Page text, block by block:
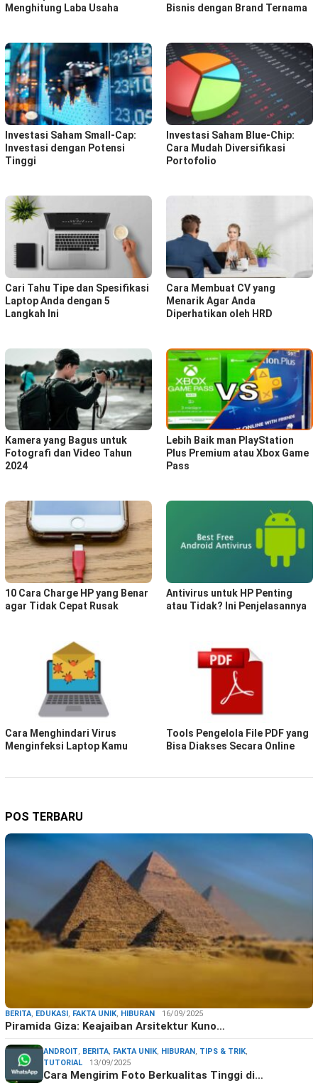
Menghitung Laba Usaha
Bisnis dengan Brand Ternama
Investasi Saham Small-Cap:
Investasi dengan Potensi
Tinggi
Investasi Saham Blue-Chip:
Cara Mudah Diversifikasi
Portofolio
Cari Tahu Tipe dan Spesifikasi
Laptop Anda dengan 5
Langkah Ini
Cara Membuat CV yang
Menarik Agar Anda
Diperhatikan oleh HRD
Kamera yang Bagus untuk
Fotografi dan Video Tahun
2024
Lebih Baik man PlayStation
Plus Premium atau Xbox Game
Pass
10 Cara Charge HP yang Benar
agar Tidak Cepat Rusak
Antivirus untuk HP Penting
atau Tidak? Ini Penjelasannya
Cara Menghindari Virus
Menginfeksi Laptop Kamu
Tools Pengelola File PDF yang
Bisa Diakses Secara Online
POS TERBARU
BERITA, EDUKASI , FAKTA UNIK, HIBURAN 16/09/2025
Piramida Giza: Keajaiban Arsitektur Kuno…
ANDROIT, BERITA, FAKTA UNIK, HIBURAN , TIPS & TRIK,
TUTORIAL
13/09/2025
Cara Mengirim Foto Berkualitas Tinggi di…